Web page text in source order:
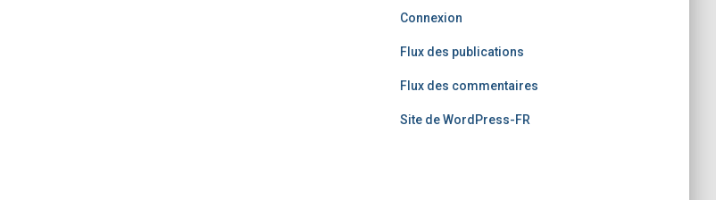
Connexion
Flux des publications
Flux des commentaires
Site de WordPress-FR